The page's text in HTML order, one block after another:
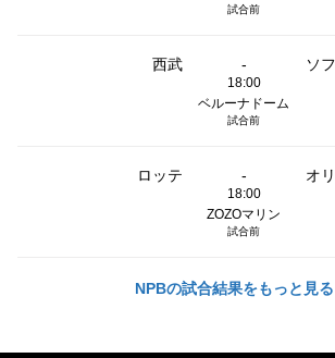
試合前
西武 - ソ
18:00
ベルーナドーム
試合前
ロッテ - オ
18:00
ZOZOマリン
試合前
NPBの試合結果をもっと見る